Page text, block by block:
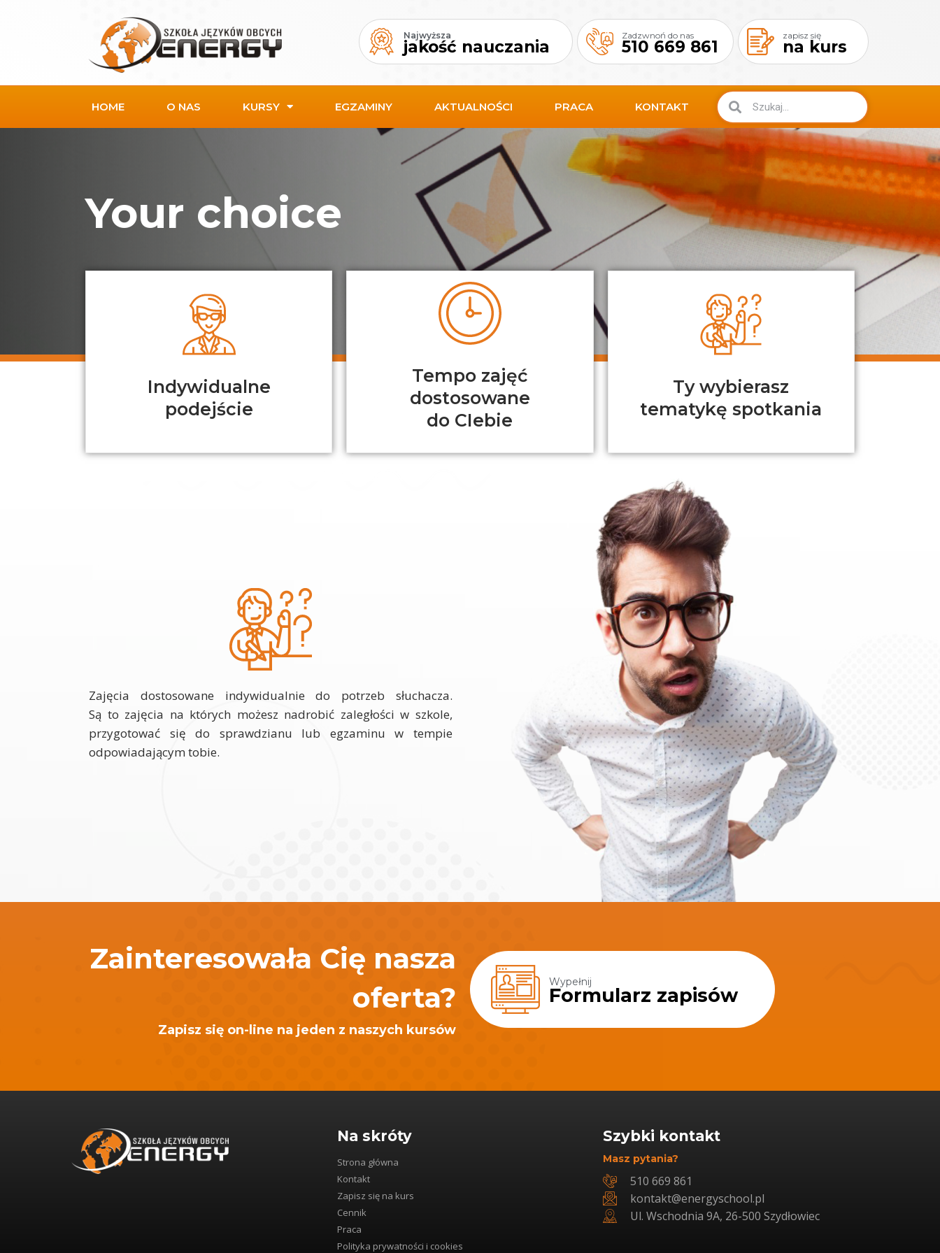
Najwyższa
jakość nauczania
Zadzwnoń do nas
510 669 861
zapisz się
na kurs
HOME O NAS KURSY EGZAMINY AKTUALNOŚCI PRACA KONTAKT
SearchSearch
Your choice
Indywidualne
podejście
Tempo zajęć
dostosowane
do CIebie
Ty wybierasz
tematykę spotkania
Zajęcia dostosowane indywidualnie do potrzeb słuchacza.
Są to zajęcia na których możesz nadrobić zaległości w szkole,
przygotować się do sprawdzianu lub egzaminu w tempie
odpowiadającym tobie.
Zainteresowała Cię nasza
oferta?
Zapisz się on-line na jeden z naszych kursów
Wypełnij
Formularz zapisów
Na skróty
Strona główna
Kontakt
Zapisz się na kurs
Cennik
Praca
Polityka prywatności i cookies
Szybki kontakt
Masz pytania?
510 669 861
kontakt@energyschool.pl
Ul. Wschodnia 9A, 26-500 Szydłowiec